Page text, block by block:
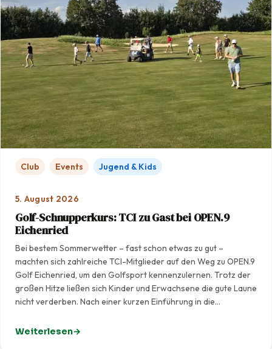
Club Events Jugend & Kids
5. August 2026
Golf-Schnupperkurs: TCI zu Gast bei OPEN.9
Eichenried
Bei bestem Sommerwetter – fast schon etwas zu gut –
machten sich zahlreiche TCI-Mitglieder auf den Weg zu OPEN.9
Golf Eichenried, um den Golfsport kennenzulernen. Trotz der
großen Hitze ließen sich Kinder und Erwachsene die gute Laune
nicht verderben. Nach einer kurzen Einführung in die…
Weiterlesen
: Golf-Schnupperkurs: TCI zu Gast bei OPEN.9